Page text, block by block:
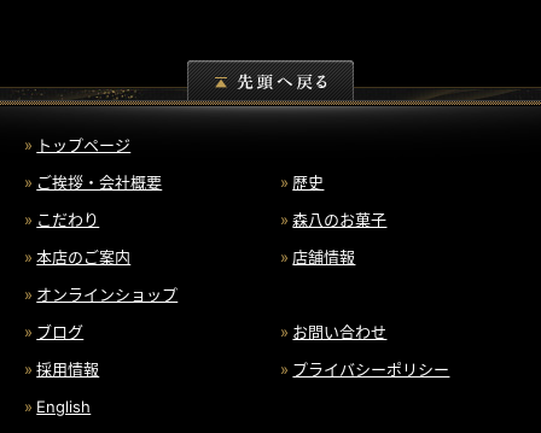
トップページ
ご挨拶・会社概要
歴史
こだわり
森八のお菓子
本店のご案内
店舗情報
オンラインショップ
ブログ
お問い合わせ
採用情報
プライバシーポリシー
English